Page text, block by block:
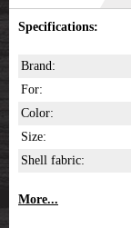
Specifications:
Brand:
For:
Color:
Size:
Shell fabric:
More...